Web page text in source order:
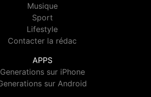
Musique
Sport
Lifestyle
Contacter la rédac
APPS
Generations sur iPhone
sur Android